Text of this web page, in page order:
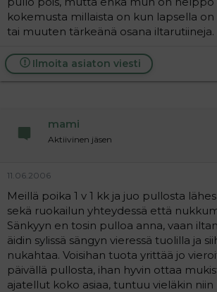
kokemusta millaista on kun lapsella on
tai muuten tärkeänä osana iltarutiineja.
Ilmoita asiaton viesti
mami
Aktiivinen jäsen
11.06.2006
Meillä poika 1 v 1 kk ja juo pullosta
sekä ruokailun yhteydessä että
Sänkyyn en tosin pulloa anna, vaan
äidin sylissä sängyn vieressä tuolilla ja
nukahtaa. Voisihan tuota yrittää jo
päivällä pullosta, ihan hyvin ottaa
ajatellut koko asiaa, tuntuu vieläkin